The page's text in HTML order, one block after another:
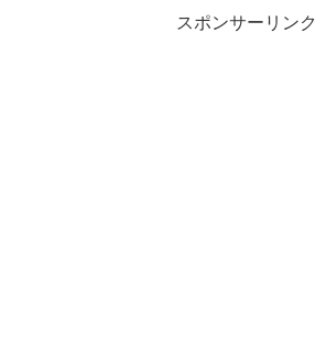
スポンサーリンク